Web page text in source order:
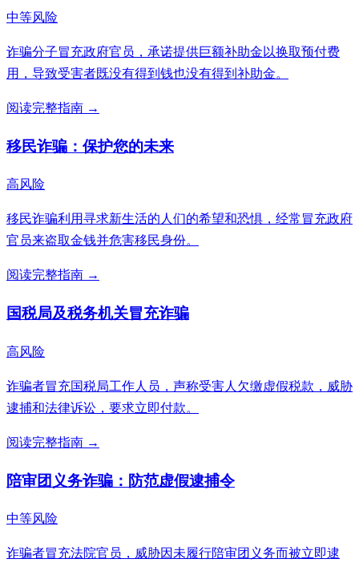
中等风险
诈骗分子冒充政府官员，承诺提供巨额补助金以换取预付费
用，导致受害者既没有得到钱也没有得到补助金。
阅读完整指南 →
移民诈骗：保护您的未来
高风险
移民诈骗利用寻求新生活的人们的希望和恐惧，经常冒充政府
官员来盗取金钱并危害移民身份。
阅读完整指南 →
国税局及税务机关冒充诈骗
高风险
诈骗者冒充国税局工作人员，声称受害人欠缴虚假税款，威胁
逮捕和法律诉讼，要求立即付款。
阅读完整指南 →
陪审团义务诈骗：防范虚假逮捕令
中等风险
诈骗者冒充法院官员，威胁因未履行陪审团义务而被立即逮